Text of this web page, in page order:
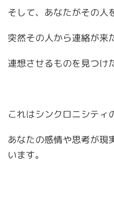
そして、あなたがその人
突然その人から連絡が来
連想させるものを見つけ
これはシンクロニシティ
あなたの感情や思考が現
います。